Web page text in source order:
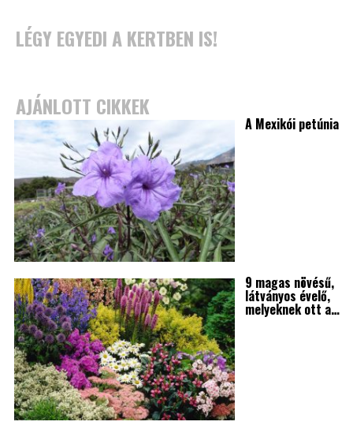
LÉGY EGYEDI A KERTBEN IS!
AJÁNLOTT CIKKEK
A Mexikói petúnia
9 magas növésű,
látványos évelő,
melyeknek ott a…